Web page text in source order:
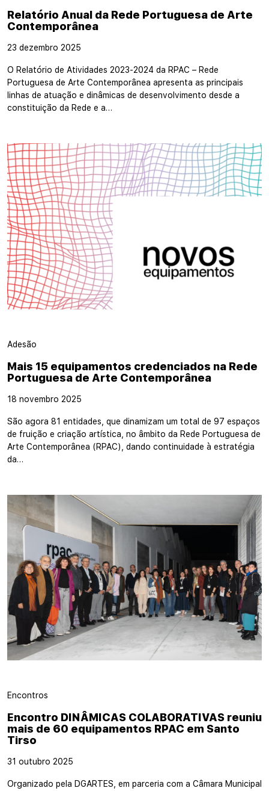
Relatório Anual da Rede Portuguesa de Arte
Contemporânea
23 dezembro 2025
O Relatório de Atividades 2023-2024 da RPAC – Rede
Portuguesa de Arte Contemporânea apresenta as principais
linhas de atuação e dinâmicas de desenvolvimento desde a
constituição da Rede e a…
Adesão
Mais 15 equipamentos credenciados na Rede
Portuguesa de Arte Contemporânea
18 novembro 2025
São agora 81 entidades, que dinamizam um total de 97 espaços
de fruição e criação artística, no âmbito da Rede Portuguesa de
Arte Contemporânea (RPAC), dando continuidade à estratégia
da…
Encontros
Encontro DINÂMICAS COLABORATIVAS reuniu
mais de 60 equipamentos RPAC em Santo
Tirso
31 outubro 2025
Organizado pela DGARTES, em parceria com a Câmara Municipal